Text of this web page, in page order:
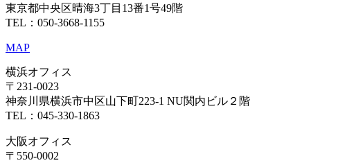
東京都中央区晴海3丁目13番1号49階
TEL：050-3668-1155
MAP
横浜オフィス
〒231-0023
神奈川県横浜市中区山下町223-1 NU関内ビル２階
TEL：045-330-1863
大阪オフィス
〒550-0002